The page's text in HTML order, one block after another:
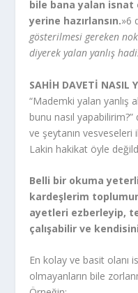
bile bana yalan isnat
yerine hazırlansın.»6
gösterilmesi gereken
diyerek yalan yanlış
SAHİH DAVETİ NASIL
“Mademki yalan yanlış
bunu nasıl
ve şeytanın
Lakin hakikat öyle
Belli bir okuma
kardeşlerim
ayetleri ezberleyip,
çalışabilir ve
En kolay ve basit olanı
olmayanların bile